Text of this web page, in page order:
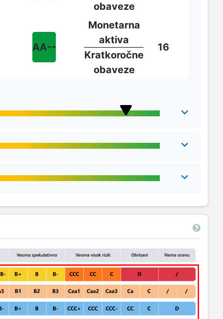
obaveze
AA--
Monetarna
aktiva
Kratkoročne
obaveze
16